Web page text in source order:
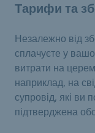
Тарифи та
Незалежно від
сплачуєте у
витрати на
наприклад, на
супровід, які ви
підтверджена